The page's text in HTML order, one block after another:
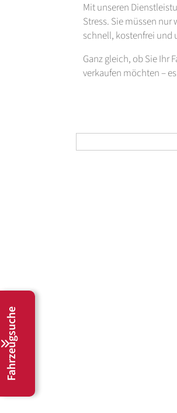
Mit unseren
Stress. Sie müssen
schnell, kostenfrei und
Ganz gleich, ob Sie Ihr
verkaufen möchten –
Fahrzeugsuche